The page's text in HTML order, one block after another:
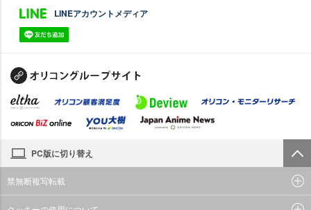
LINEアカウントメディア
PC版に切り替え
禁無断複写転載